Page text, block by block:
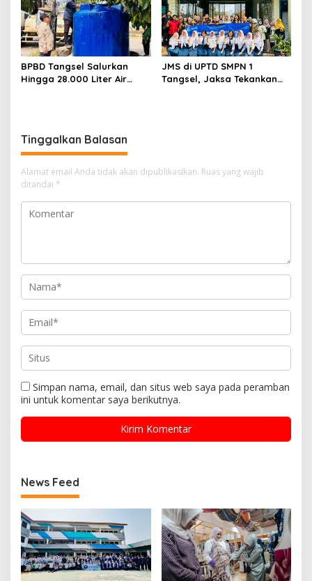
BPBD Tangsel Salurkan
Hingga 28.000 Liter Air
JMS di UPTD SMPN 1
Tangsel, Jaksa Tekankan
Tinggalkan Balasan
Alamat email Anda tidak akan dipublikasikan. Ruas yang wajib
ditandai *
Simpan nama, email, dan situs web saya pada peramban
ini untuk komentar saya berikutnya.
News Feed